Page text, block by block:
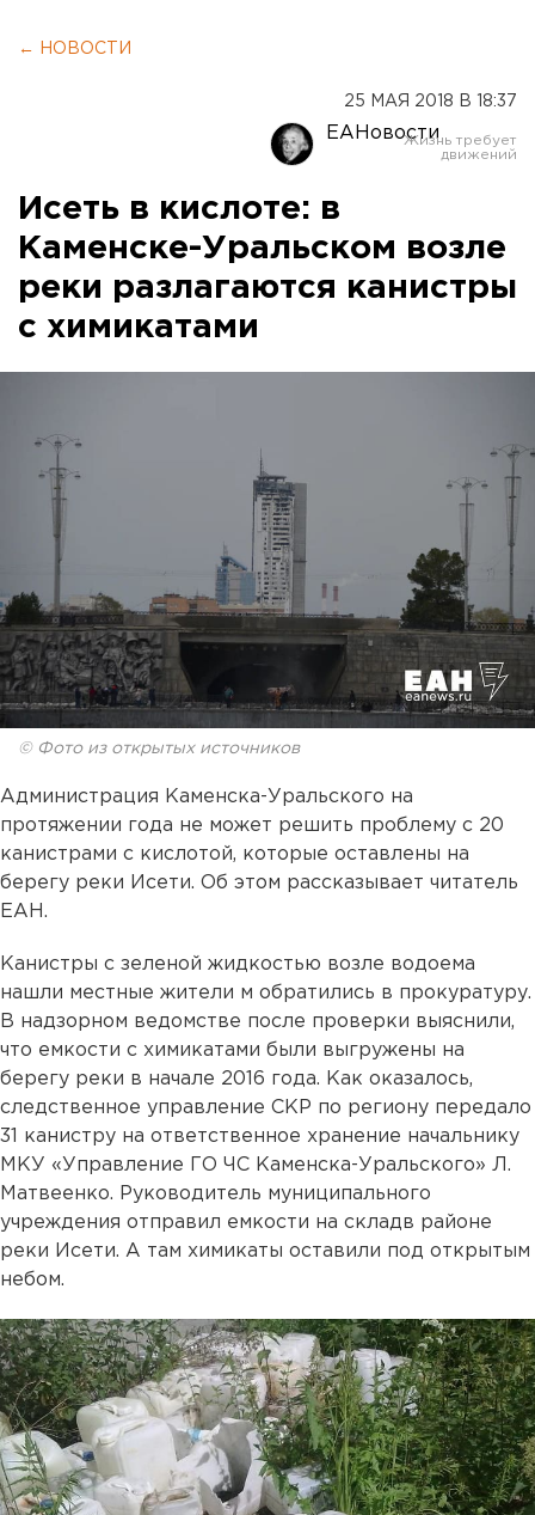
← НОВОСТИ
25 МАЯ 2018 В 18:37
ЕАНовости
Исеть в кислоте: в
Каменске-Уральском возле
реки разлагаются канистры
с химикатами
© Фото из открытых источников
Администрация Каменска-Уральского на
протяжении года не может решить проблему с 20
канистрами с кислотой, которые оставлены на
берегу реки Исети. Об этом рассказывает читатель
ЕАН.
Канистры с зеленой жидкостью возле водоема
нашли местные жители м обратились в прокуратуру.
В надзорном ведомстве после проверки выяснили,
что емкости с химикатами были выгружены на
берегу реки в начале 2016 года. Как оказалось,
следственное управление СКР по региону передало
31 канистру на ответственное хранение начальнику
МКУ «Управление ГО ЧС Каменска-Уральского» Л.
Матвеенко. Руководитель муниципального
учреждения отправил емкости на складв районе
реки Исети. А там химикаты оставили под открытым
небом.